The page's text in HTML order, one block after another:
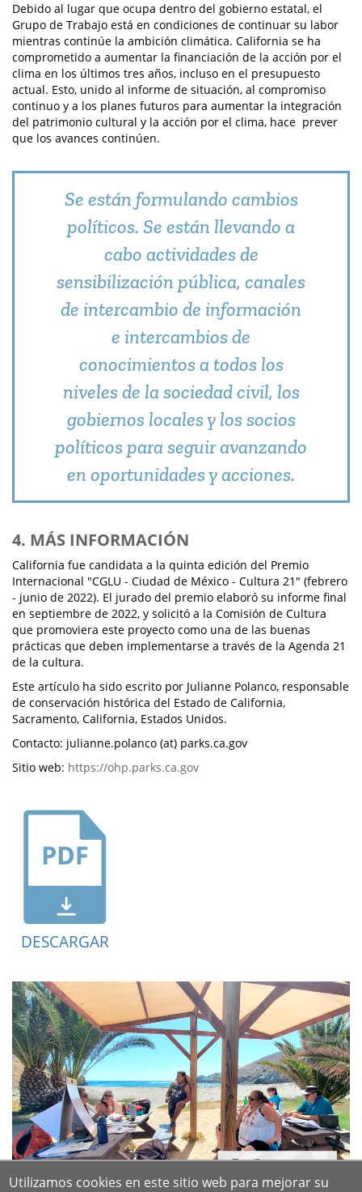
Debido al lugar que ocupa dentro del gobierno estatal, el
Grupo de Trabajo está en condiciones de continuar su labor
mientras continúe la ambición climática. California se ha
comprometido a aumentar la financiación de la acción por el
clima en los últimos tres años, incluso en el presupuesto
actual. Esto, unido al informe de situación, al compromiso
continuo y a los planes futuros para aumentar la integración
del patrimonio cultural y la acción por el clima, hace prever
que los avances continúen.
Se están formulando cambios
políticos. Se están llevando a
cabo actividades de
sensibilización pública, canales
de intercambio de información
e intercambios de
conocimientos a todos los
niveles de la sociedad civil, los
gobiernos locales y los socios
políticos para seguir avanzando
en oportunidades y acciones.
4. MÁS INFORMACIÓN
California fue candidata a la quinta edición del Premio
Internacional "CGLU - Ciudad de México - Cultura 21" (febrero
- junio de 2022). El jurado del premio elaboró su informe final
en septiembre de 2022, y solicitó a la Comisión de Cultura
que promoviera este proyecto como una de las buenas
prácticas que deben implementarse a través de la Agenda 21
de la cultura.
Este artículo ha sido escrito por Julianne Polanco, responsable
de conservación histórica del Estado de California,
Sacramento, California, Estados Unidos.
Contacto: julianne.polanco (at) parks.ca.gov
Sitio web: https://ohp.parks.ca.gov
DESCARGAR
Utilizamos cookies en este sitio web para mejorar su